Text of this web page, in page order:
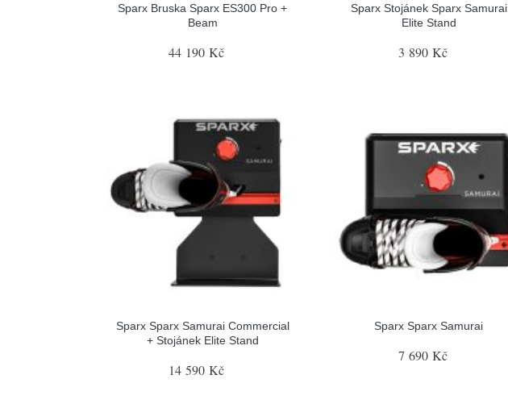
Sparx Bruska Sparx ES300 Pro +
Beam
44 190 Kč
Sparx Stojánek Sparx Samurai
Elite Stand
3 890 Kč
Sparx Sparx Samurai Commercial
+ Stojánek Elite Stand
14 590 Kč
Sparx Sparx Samurai
7 690 Kč